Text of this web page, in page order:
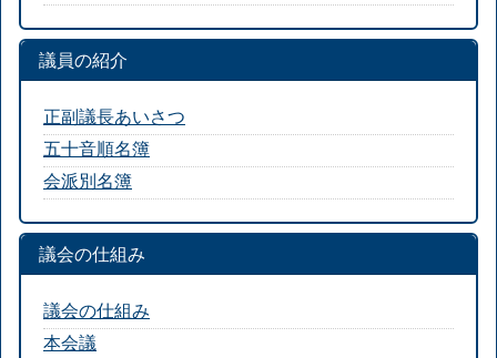
議員の紹介
正副議長あいさつ
五十音順名簿
会派別名簿
議会の仕組み
議会の仕組み
本会議